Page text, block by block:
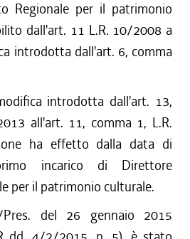
Regionale per il patrimonio
dall'art. 11 L.R. 10/2008 a
introdotta dall'art. 6, comma
introdotta dall'art. 13,
all'art. 11, comma 1, L.R.
ha effetto dalla data di
incarico di Direttore
per il patrimonio culturale.
del 26 gennaio 2015